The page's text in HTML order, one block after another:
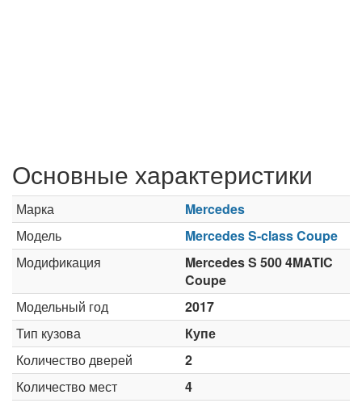
Основные характеристики
Марка
Mercedes
Модель
Mercedes S-class Coupe
Модификация
Mercedes S 500 4MATIC
Coupe
Модельный год
2017
Тип кузова
Купе
Количество дверей
2
Количество мест
4